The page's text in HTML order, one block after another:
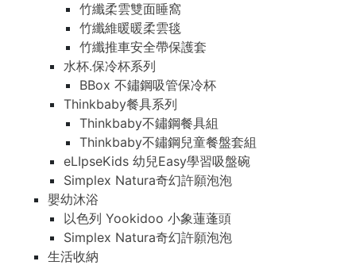
竹纖柔雲雙面睡窩
竹纖維暖暖柔雲毯
竹纖推車安全帶保護套
水杯.保冷杯系列
BBox 不鏽鋼吸管保冷杯
Thinkbaby餐具系列
Thinkbaby不鏽鋼餐具組
Thinkbaby不鏽鋼兒童餐盤套組
eLIpseKids 幼兒Easy學習吸盤碗
Simplex Natura奇幻許願泡泡
嬰幼沐浴
以色列 Yookidoo 小象蓮蓬頭
Simplex Natura奇幻許願泡泡
生活收納